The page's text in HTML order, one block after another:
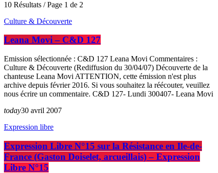
10 Résultats / Page 1 de 2
Culture & Découverte
Leana Movi – C&D 127
Emission sélectionnée : C&D 127 Leana Movi Commentaires :
Culture & Découverte (Rediffusion du 30/04/07) Découverte de la
chanteuse Leana Movi ATTENTION, cette émission n'est plus
archive depuis février 2016. Si vous souhaitez la réécouter, veuillez
nous écrire un commentaire. C&D 127- Lundi 300407- Leana Movi
today30 avril 2007
Expression libre
Expression Libre N°15 sur la Résistance en Ile-de-
France (Gaston Doiselet, arcueillais) – Expression
Libre N°15